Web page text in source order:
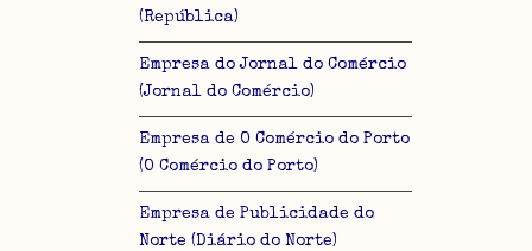
Os resultados obtidos podem ser exportados em formato
.csv para importação em programas de folha de cálculo
(República)
Empresa do Jornal do Comércio
(Jornal do Comércio)
Empresa de O Comércio do Porto
(O Comércio do Porto)
Empresa de Publicidade do
Norte (Diário do Norte)